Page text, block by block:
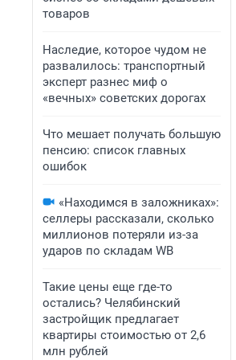
товаров
Наследие, которое чудом не
развалилось: транспортный
эксперт разнес миф о
«вечных» советских дорогах
Что мешает получать большую
пенсию: список главных
ошибок
«Находимся в заложниках»:
селлеры рассказали, сколько
миллионов потеряли из-за
ударов по складам WB
Такие цены еще где-то
остались? Челябинский
застройщик предлагает
квартиры стоимостью от 2,6
млн рублей